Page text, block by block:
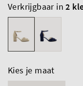
Verkrijgbaar in2
Kies je maat